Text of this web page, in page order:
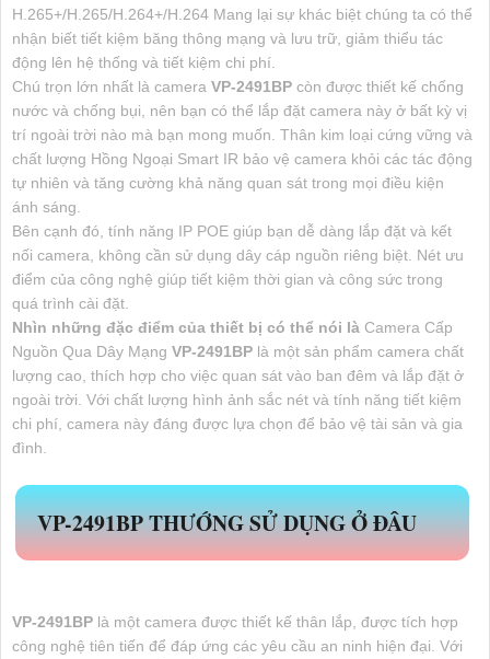
H.265+/H.265/H.264+/H.264 Mang lại sự khác biệt chúng ta có thể
nhận biết tiết kiệm băng thông mạng và lưu trữ, giảm thiểu tác
động lên hệ thống và tiết kiệm chi phí.
Chú trọn lớn nhất là camera VP-2491BP còn được thiết kế chống
nước và chống bụi, nên bạn có thể lắp đặt camera này ở bất kỳ vị
trí ngoài trời nào mà bạn mong muốn. Thân kim loại cứng vững và
chất lượng Hồng Ngoại Smart IR bảo vệ camera khỏi các tác động
tự nhiên và tăng cường khả năng quan sát trong mọi điều kiện
ánh sáng.
Bên cạnh đó, tính năng IP POE giúp bạn dễ dàng lắp đặt và kết
nối camera, không cần sử dụng dây cáp nguồn riêng biệt. Nét ưu
điểm của công nghệ giúp tiết kiệm thời gian và công sức trong
quá trình cài đặt.
Nhìn những đặc điểm của thiết bị có thể nói là Camera Cấp
Nguồn Qua Dây Mạng VP-2491BP là một sản phẩm camera chất
lượng cao, thích hợp cho việc quan sát vào ban đêm và lắp đặt ở
ngoài trời. Với chất lượng hình ảnh sắc nét và tính năng tiết kiệm
chi phí, camera này đáng được lựa chọn để bảo vệ tài sản và gia
đình.
VP-2491BPTHƯỚNG SỬ DỤNG Ở ĐÂU
VP-2491BP là một camera được thiết kế thân lắp, được tích hợp
công nghệ tiên tiến để đáp ứng các yêu cầu an ninh hiện đại. Với